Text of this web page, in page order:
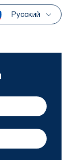
Русский